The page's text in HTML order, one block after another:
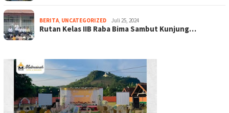
BERITA UNCATEGORIZED Juli 25, 2024
Rutan Kelas IIB Raba Bima Sambut Kunjung…